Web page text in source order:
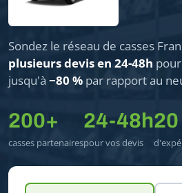
Sondez le réseau de casses
plusieurs devis en 24-48h
jusqu'à −80 % par rapport au
200+
casses partenaires
24-48h
pour vos devis